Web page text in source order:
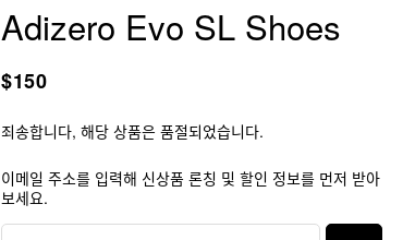
Adizero Evo SL Shoes
$150
죄송합니다, 해당 상품은 품절되었습니다.
이메일 주소를 입력해 신상품 론칭 및 할인 정보를 먼저 받아
보세요.